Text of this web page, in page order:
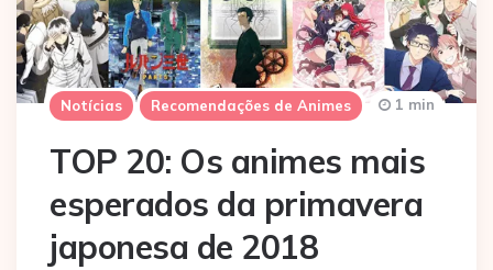
Notícias Recomendações de Animes
TOP 20: Os animes mais
esperados da primavera
japonesa de 2018
1 min